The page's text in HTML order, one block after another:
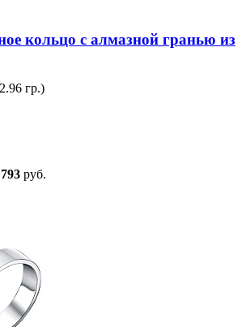
кольцо с алмазной гранью из
гр.)
руб.